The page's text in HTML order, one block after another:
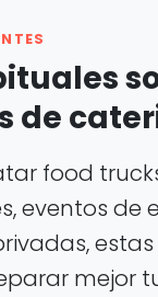
de
food
eventos de
mejor